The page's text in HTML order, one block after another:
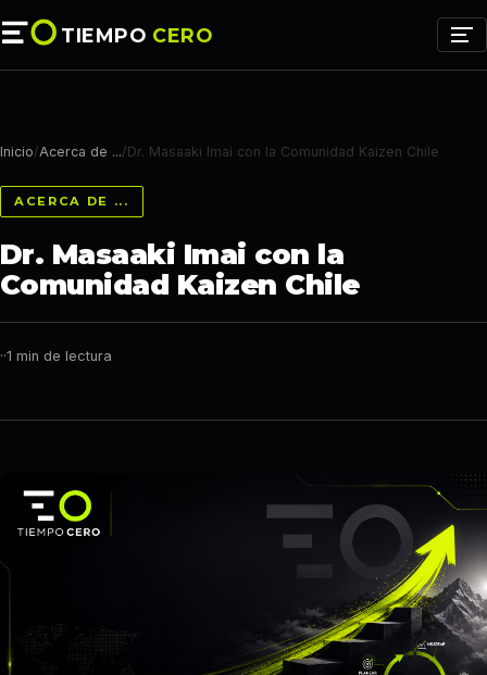
TIEMPO CERO
Inicio/Acerca de .../Dr. Masaaki Imai con la Comunidad Kaizen Chile
ACERCA DE ...
Dr. Masaaki Imai con la
Comunidad Kaizen Chile
··1 min de lectura